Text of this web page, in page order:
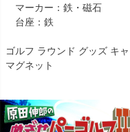
マーカー：鉄・磁石
台座：鉄
ゴルフ ラウンド グッズ キ
マグネット